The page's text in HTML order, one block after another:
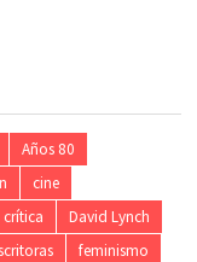
Años 80
cine
crítica
David Lynch
feminismo